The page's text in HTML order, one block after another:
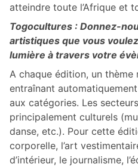
atteindre toute l’Afrique et
Togocultures : Donnez-
artistiques que vous
lumière à travers votre
A chaque édition, un thème
entraînant
aux catégories. Les
principalement culturels
danse, etc.). Pour cette
corporelle, l’art
d’intérieur, le journalisme,